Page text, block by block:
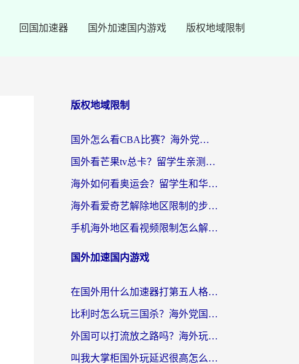
回国加速器 国外加速国内游戏 版权地域限制
版权地域限制
国外怎么看CBA比赛？海外党专属体育直播指南，告别地区限制看球自由
国外看芒果tv总卡？留学生亲测：3步解决地域限制+流畅追剧攻略
海外如何看奥运会？留学生和华人必藏的体育赛事观看终极指南
海外看爱奇艺解除地区限制的步骤与注意事项详解：留学生必看的无卡顿追剧指南
手机海外地区看视频限制怎么解决？海外党追剧看片的实用指南
国外加速国内游戏
在国外用什么加速器打第五人格？留学生亲测：这6个功能才是关键！
比利时怎么玩三国杀？海外党国服游戏加速器终极指南（附问道CODOL优化方案）
外国可以打流放之路吗？海外玩家国服游戏畅玩终极指南（附实测推荐）
叫我大掌柜国外玩延迟很高怎么办？海外党亲测的国服游戏加速全攻略